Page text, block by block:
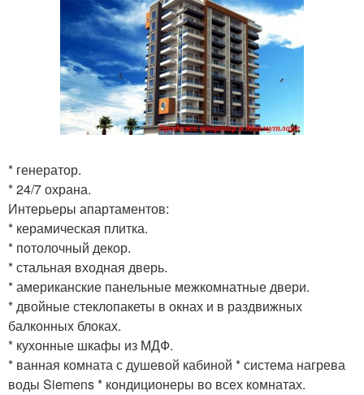
* генератор.
* 24/7 охрана.
Интерьеры апартаментов:
* керамическая плитка.
* потолочный декор.
* стальная входная дверь.
* американские панельные межкомнатные двери.
* двойные стеклопакеты в окнах и в раздвижных
балконных блоках.
* кухонные шкафы из МДФ.
* ванная комната с душевой кабиной * система нагрева
воды Siemens * кондиционеры во всех комнатах.